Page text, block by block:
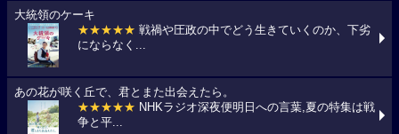
大統領のケーキ
★★★★★ 戦禍や圧政の中でどう生きていくのか、下劣
にならなく...
あの花が咲く丘で、君とまた出会えたら。
★★★★★ NHKラジオ深夜便明日への言葉,夏の特集は戦
争と平...